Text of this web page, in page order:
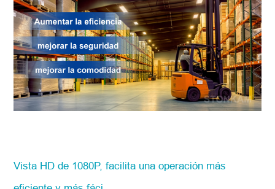
Vista HD de 1080P, facilita una operación más